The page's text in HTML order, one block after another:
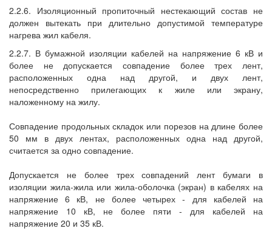
2.2.6. Изоляционный пропиточный нестекающий состав не
должен вытекать при длительно допустимой температуре
нагрева жил кабеля.
2.2.7. В бумажной изоляции кабелей на напряжение 6 кВ и
более не допускается совпадение более трех лент,
расположенных одна над другой, и двух лент,
непосредственно прилегающих к жиле или экрану,
наложенному на жилу.
Совпадение продольных складок или порезов на длине более
50 мм в двух лентах, расположенных одна над другой,
считается за одно совпадение.
Допускается не более трех совпадений лент бумаги в
изоляции жила-жила или жила-оболочка (экран) в кабелях на
напряжение 6 кВ, не более четырех - для кабелей на
напряжение 10 кВ, не более пяти - для кабелей на
напряжение 20 и 35 кВ.